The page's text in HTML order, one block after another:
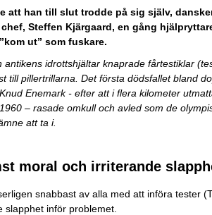
att han till slut trodde på sig själv,
Steffen Kjärgaard, en gång
ut” som fuskare.
idrottshjältar knaprade fårtestiklar
till pillertrillarna. Det första dödsfallet bland
Enemark - efter att i flera kilometer
– rasade omkull och avled som de
att ta i.
moral och irriterande
snabbast av alla med att införa tester
inför problemet.